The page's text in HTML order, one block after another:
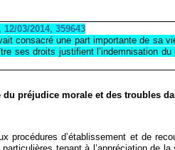
03/2014, 359643
consacré une part importante de sa
ses droits justifient l’indemnisation du
préjudice morale et des troubles
d’établissement et de